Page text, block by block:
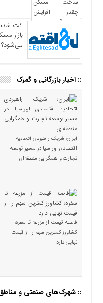
افت
بازار
می‌شود؟
:: اخبار بازرگانی و گمرک
ایران؛ شریک راهبردی اتحادیه
اقتصادی اوراسیا در مسیر توسعه
تجارت و همگرایی منطقه‌ای
فاصله قیمت از مزرعه تا سفره؛
کشاورز کمترین سهم را از قیمت
نهایی دارد
:: شهرک‌های صنعتی و مناطق